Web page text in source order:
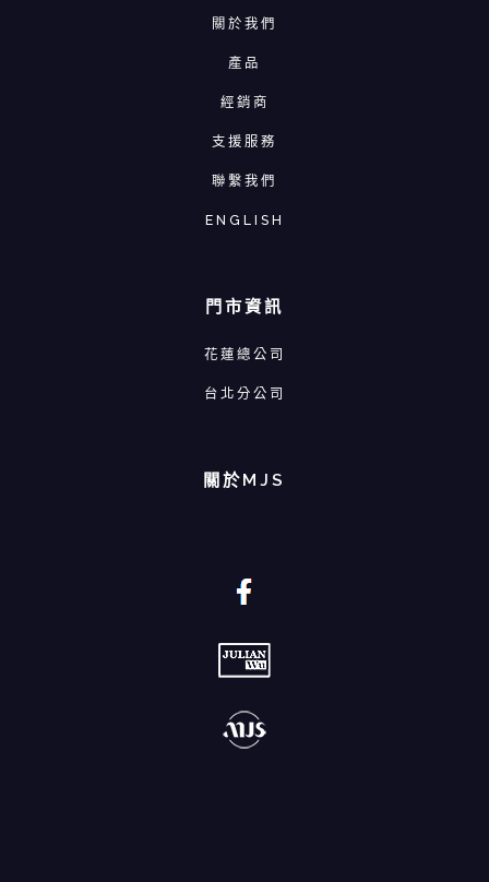
關於我們
產品
經銷商
支援服務
聯繫我們
ENGLISH
門市資訊
花蓮總公司
台北分公司
關於MJS